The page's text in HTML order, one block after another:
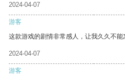
2024-04-07
游客
这款游戏的剧情非常感人，让我久久不能
2024-04-07
游客